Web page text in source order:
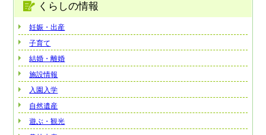
くらしの情報
妊娠・出産
子育て
結婚・離婚
施設情報
入園入学
自然遺産
遊ぶ・観光